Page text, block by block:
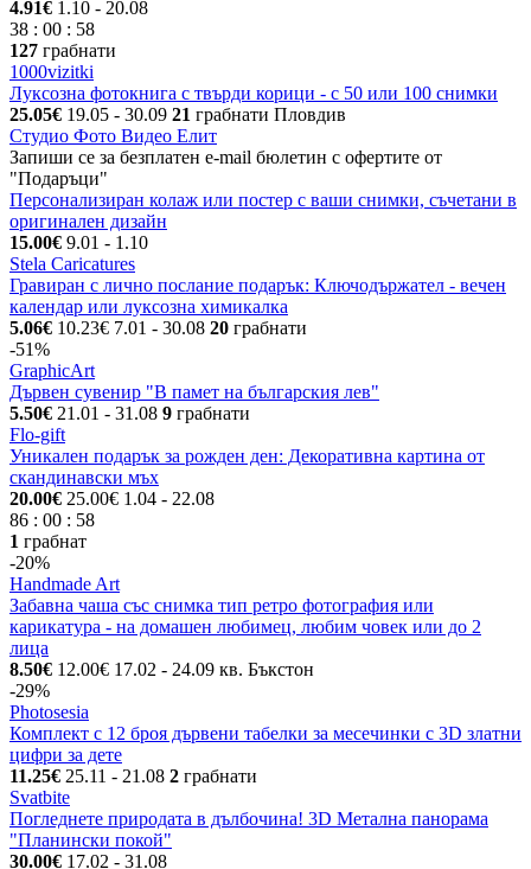
4.91€ 1.10 - 20.08
38 : 00 : 58
127 грабнати
1000vizitki
Луксозна фотокнига с твърди корици - с 50 или 100 снимки
25.05€ 19.05 - 30.09 21 грабнати Пловдив
Студио Фото Видео Елит
Запиши се за безплатен e-mail бюлетин с офертите от
"Подаръци"
Персонализиран колаж или постер с ваши снимки, съчетани в
оригинален дизайн
15.00€ 9.01 - 1.10
Stela Caricatures
Гравиран с лично послание подарък: Ключодържател - вечен
календар или луксозна химикалка
5.06€ 10.23€ 7.01 - 30.08 20 грабнати
-51%
GraphicArt
Дървен сувенир "В памет на българския лев"
5.50€ 21.01 - 31.08 9 грабнати
Flo-gift
Уникален подарък за рожден ден: Декоративна картина от
скандинавски мъх
20.00€ 25.00€ 1.04 - 22.08
86 : 00 : 58
1 грабнат
-20%
Handmade Art
Забавна чаша със снимка тип ретро фотография или
карикатура - на домашен любимец, любим човек или до 2
лица
8.50€ 12.00€ 17.02 - 24.09 кв. Бъкстон
-29%
Photosesia
Комплект с 12 броя дървени табелки за месечинки с 3D златни
цифри за дете
11.25€ 25.11 - 21.08 2 грабнати
Svatbite
Погледнете природата в дълбочина! 3D Метална панорама
"Планински покой"
30.00€ 17.02 - 31.08